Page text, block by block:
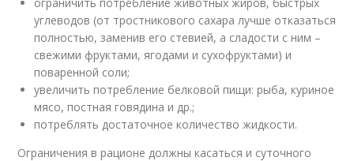
углеводов (от тростникового сахара лучше отказаться
полностью, заменив его стевией, а сладости с ним –
свежими фруктами, ягодами и сухофруктами) и
поваренной соли;
увеличить потребление белковой пищи: рыба, куриное
мясо, постная говядина и др.;
потреблять достаточное количество жидкости.
Ограничения в рационе должны касаться и суточного